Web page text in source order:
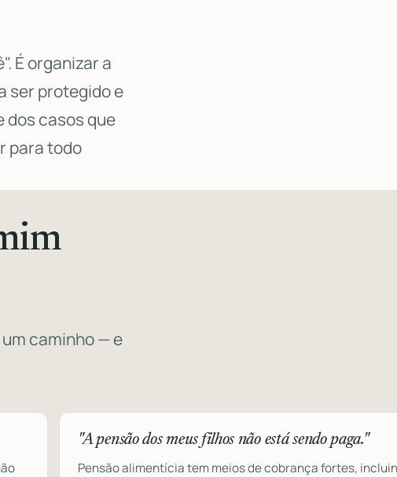
É organizar a
ser protegido e
dos casos que
para todo
caminho — e
"A pensão dos meus filhos não está sendo paga."
Pensão alimentícia tem meios de cobrança fortes,